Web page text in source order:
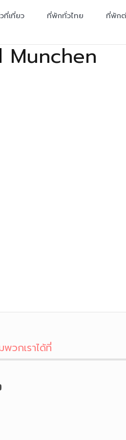
ที่เที่ยว ที่พักทั่วไทย ที่พักต่
วกเราได้ที่